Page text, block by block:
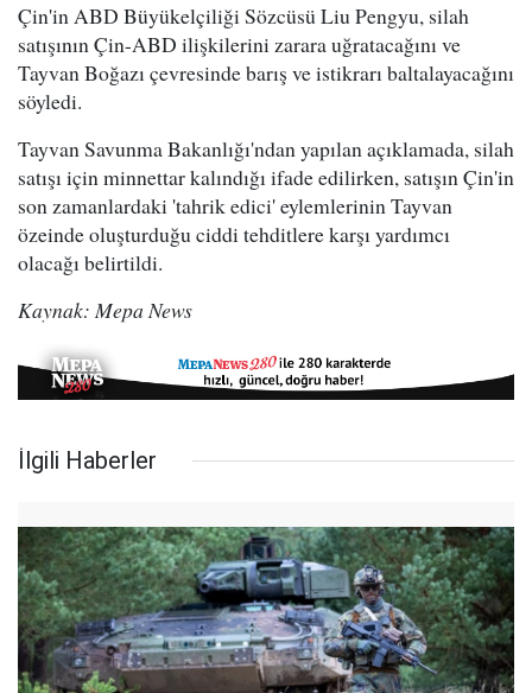
Çin'in ABD Büyükelçiliği Sözcüsü Liu Pengyu, silah
satışının Çin-ABD ilişkilerini zarara uğratacağını ve
Tayvan Boğazı çevresinde barış ve istikrarı baltalayacağını
söyledi.
Tayvan Savunma Bakanlığı'ndan yapılan açıklamada, silah
satışı için minnettar kalındığı ifade edilirken, satışın Çin'in
son zamanlardaki 'tahrik edici' eylemlerinin Tayvan
özeinde oluşturduğu ciddi tehditlere karşı yardımcı
olacağı belirtildi.
Kaynak: Mepa News
İlgili Haberler